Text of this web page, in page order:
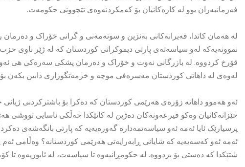
فەرمانبەران بوو لە کارەکانیان بۆ کەمکردنەوەی تێچوونی حکومەت.
لە هەمان کاتدا، قەیرانەکانی بەنزین و سوتەمەنی و گرانی خۆراک و
نموونەیەکە لەو سیاسەتەی پارتی دیموکراتی کوردستان کە لە ژێر ناوی حزب
قۆرخ کردووە. لە بازرگانی نەوت و خۆراک و دەرمان پشکی سەرەکی هی ئەوانە.
لەوەی لە داهاتی کوردستان مەسرەفی موچە و خزمەتگوزاری دابین بکەن
ئەو هەموو داهاتە زۆرەی هەرێمی کوردستان کە دەکرا بۆ باشترکردنی ژیانی
خێزانەکانیان وەکو فیرعەونەکان دەژین لە کاتێکدا خەڵکی ئاسایی تووشی
پرسیارێک ئایا ئەمە ئەو سیاسەتمەدارە گەورەیەیە کە پارتی بانگەشەی
ئەمە ئەو کەسەیەیە کە شایانی ڕابەرایەتی هەرێمی کوردستانە؟ وەڵامی
شتێکدا کە دەستی بۆ بردووە. لە حکومڕانیەوە تا سیاسەت، لە ئابوریەوە تا